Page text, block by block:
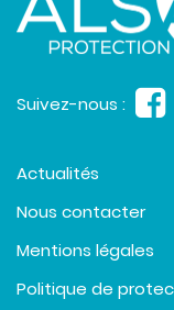
Suivez-nous :
Actualités
Nous contacter
Mentions légales
Politique de